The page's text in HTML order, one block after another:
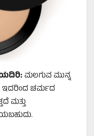
ಮಲಗುವ ಮುನ್ನ
ಇದರಿಂದ ಚರ್ಮದ
ಮತ್ತು